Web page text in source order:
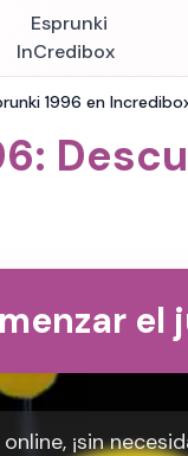
Esprunki
InCredibox
1996 en
el
¡sin